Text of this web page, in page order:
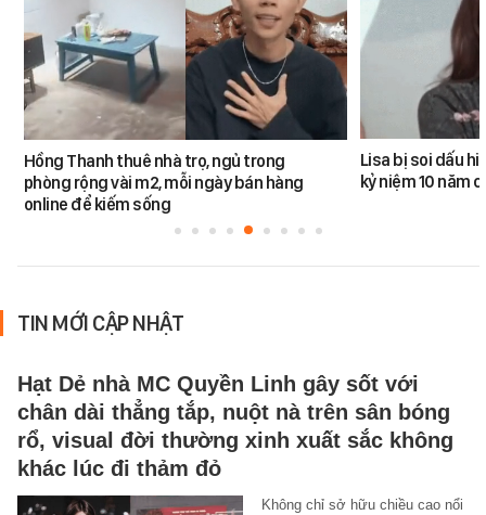
Hồng Thanh thuê nhà trọ, ngủ trong
phòng rộng vài m2, mỗi ngày bán hàng
online để kiếm sống
Lisa bị soi dấu
kỷ niệm 10 năm
TIN MỚI CẬP NHẬT
Hạt Dẻ nhà MC Quyền Linh gây sốt với
chân dài thẳng tắp, nuột nà trên sân bóng
rổ, visual đời thường xinh xuất sắc không
khác lúc đi thảm đỏ
Không chỉ sở hữu chiều cao nổi